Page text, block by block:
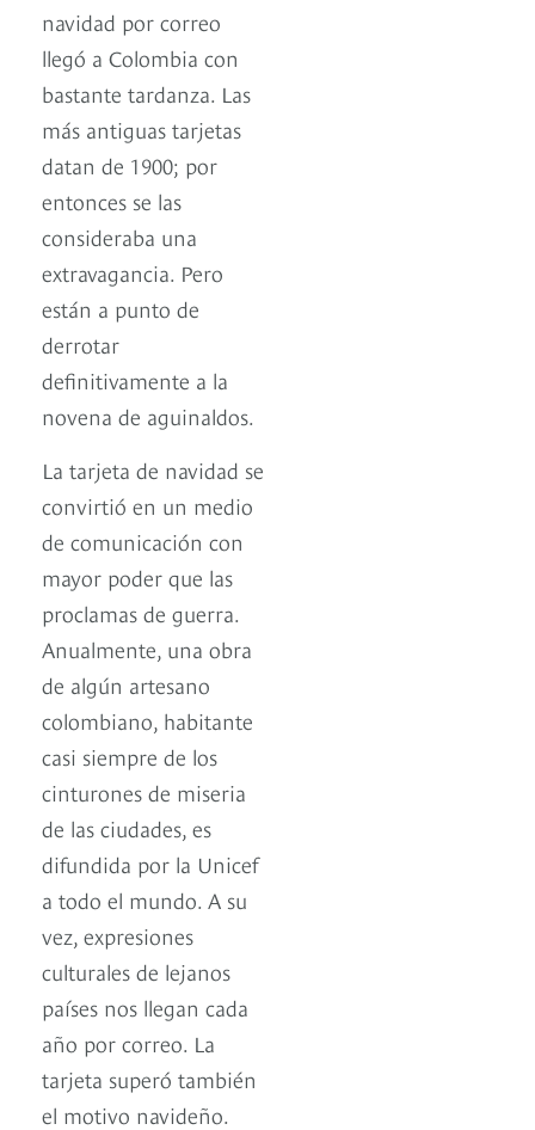
navidad por correo
llegó a Colombia con
bastante tardanza. Las
más antiguas tarjetas
datan de 1900; por
entonces se las
consideraba una
extravagancia. Pero
están a punto de
derrotar
definitivamente a la
novena de aguinaldos.
La tarjeta de navidad se
convirtió en un medio
de comunicación con
mayor poder que las
proclamas de guerra.
Anualmente, una obra
de algún artesano
colombiano, habitante
casi siempre de los
cinturones de miseria
de las ciudades, es
difundida por la Unicef
a todo el mundo. A su
vez, expresiones
culturales de lejanos
países nos llegan cada
año por correo. La
tarjeta superó también
el motivo navideño.